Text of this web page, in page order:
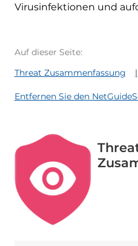
Virusinfektionen und
Auf dieser Seite:
Threat Zusammenfassung
Entfernen Sie den